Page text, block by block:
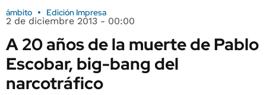
ámbito Edición Impresa
2 de diciembre 2013 - 00:00
A 20 años de la muerte de Pablo
Escobar, big-bang del
narcotráfico